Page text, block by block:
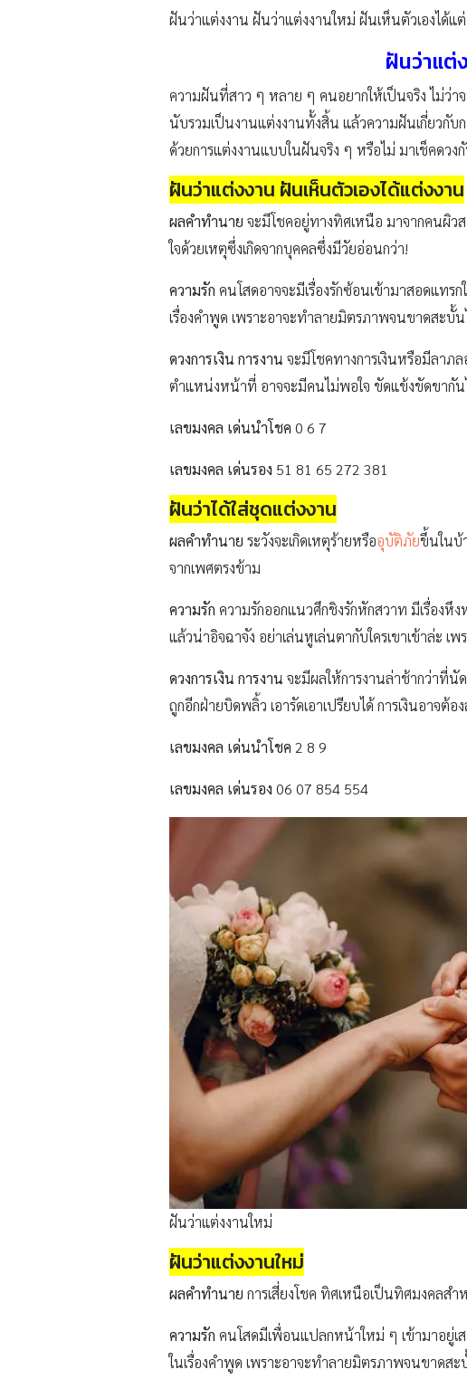
ฝันว่าแต่งงาน ฝันว่าแต่งงานใหม่ ฝันเห็นตัวเองได้แ
ฝันว่าแต่
ความฝันที่สาว ๆ หลาย ๆ คนอยากให้เป็นจริง ไม่ว่า
นับรวมเป็นงานแต่งงานทั้งสิ้น แล้วความฝันเกี่ยวกับก
ด้วยการแต่งงานแบบในฝันจริง ๆ หรือไม่ มาเช็คดวง
ฝันว่าแต่งงาน ฝันเห็นตัวเองได้แต่งงาน
ผลคำทำนาย จะมีโชคอยู่ทางทิศเหนือ มาจากคนผิว
ใจด้วยเหตุซึ่งเกิดจากบุคคลซึ่งมีวัยอ่อนกว่า!
ความรัก คนโสดอาจจะมีเรื่องรักซ้อนเข้ามาสอดแทรก
เรื่องคำพูด เพราะอาจะทำลายมิตรภาพจนขาดสะบั้น
ดวงการเงิน การงาน จะมีโชคทางการเงินหรือมีลาภ
ตำแหน่งหน้าที่ อาจจะมีคนไม่พอใจ ขัดแข้งขัดขากัน
เลขมงคล เด่นนำโชค 0 6 7
เลขมงคล เด่นรอง 51 81 65 272 381
ฝันว่าได้ใส่ชุดแต่งงาน
ผลคำทำนาย ระวังจะเกิดเหตุร้ายหรืออุบัติภัยขึ้นในบ้
จากเพศตรงข้าม
ความรัก ความรักออกแนวศึกชิงรักหักสวาท มีเรื่องหึ
แล้วน่าอิจฉาจัง อย่าเล่นหูเล่นตากับใครเขาเข้าล่ะ เ
ดวงการเงิน การงาน จะมีผลให้การงานล่าช้ากว่าที่
ถูกอีกฝ่ายบิดพลิ้ว เอารัดเอาเปรียบได้ การเงินอาจ
เลขมงคล เด่นนำโชค 2 8 9
เลขมงคล เด่นรอง 06 07 854 554
ฝันว่าแต่งงานใหม่
ฝันว่าแต่งงานใหม่
ผลคำทำนาย การเสี่ยงโชค ทิศเหนือเป็นทิศมงคล
ความรัก คนโสดมีเพื่อนแปลกหน้าใหม่ ๆ เข้ามาอยู่เส
ในเรื่องคำพูด เพราะอาจะทำลายมิตรภาพจนขาดสะ